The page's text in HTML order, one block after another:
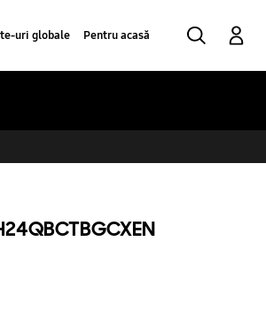
uri globale Pentru acasă